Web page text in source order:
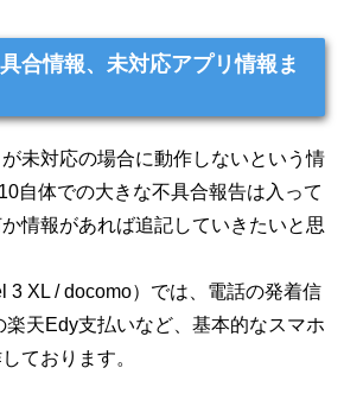
合情報、未対応アプリ情報ま
未対応の場合に動作しないという情
自体での大きな不具合報告は入って
情報があれば追記していきたいと思
3 XL / docomo）では、電話の発着信
天Edy支払いなど、基本的なスマホ
ております。